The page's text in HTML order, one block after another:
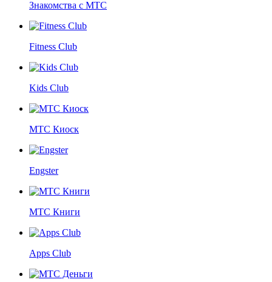
Знакомства с МТС
Fitness Club
Kids Club
МТС Киоск
Engster
МТС Книги
Apps Club